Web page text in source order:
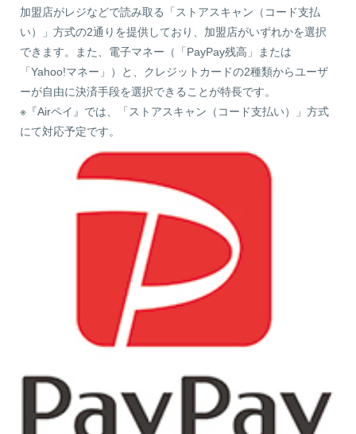
加盟店がレジなどで読み取る「ストアスキャン（コード支払
い）」方式の2通りを提供しており、加盟店がいずれかを選択
できます。また、電子マネー（「PayPay残高」または
「Yahoo!マネー」）と、クレジットカードの2種類からユーザ
ーが自由に決済手段を選択できることが特長です。
※『Airペイ』では、「ストアスキャン（コード支払い）」方式
にて対応予定です。